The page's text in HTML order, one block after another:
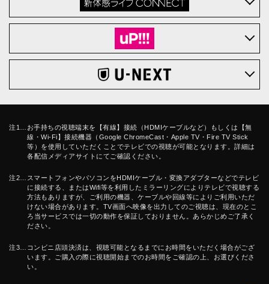
注1…お手持ちの視聴端末を【有線】接続（HDMIケーブルなど）もしくは【無
線・Wi-Fi】接続機器（Google ChromeCast・Apple TV・Fire TV Stick
等）を使用していただくことでテレビでの視聴が可能となります。詳細は
各配信メディアサイトにてご確認ください。
注2…スマートフォンやパソコンをHDMIケーブル・変換アダプターなどでテレビ
に接続する、またはWifi等を利用したミラーリングによりテレビで視聴する
方法もありますが、ご利用の機器、ケーブルや回線等によりご利用いただ
けない場合があります。TV画面へ映像を出力してのご視聴は、現在のとこ
ろ当サービスでは一切の動作を保証しておりません。あらかじめご了承く
ださい。
注3…コンビニ店頭決済は、視聴可能となるまでにお時間をいただく場合がござ
います。ご購入の際に視聴開始までのお時間をご確認の上、お選びくださ
い。